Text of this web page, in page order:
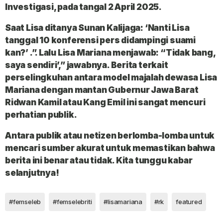
Investigasi, pada tangal 2 April 2025.
Saat Lisa ditanya Sunan Kalijaga: ‘Nanti Lisa
tanggal 10 konferensi pers didampingi suami
kan?’ .”. Lalu Lisa Mariana menjawab: “Tidak bang,
saya sendiri’,” jawabnya. Berita terkait
perselingkuhan antara model majalah dewasa Lisa
Mariana dengan mantan Gubernur Jawa Barat
Ridwan Kamil atau Kang Emil ini sangat mencuri
perhatian publik.
Antara publik atau netizen berlomba-lomba untuk
mencari sumber akurat untuk memastikan bahwa
berita ini benar atau tidak. Kita tunggu kabar
selanjutnya!
#femseleb #femselebriti #lisamariana #rk featured